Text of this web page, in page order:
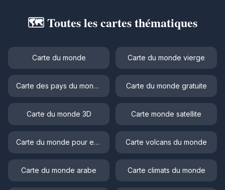
🗺️ Toutes les cartes thématiques
Carte du monde Carte du monde vierge
Carte des pays du monde Carte du monde gratuite
Carte du monde 3D Carte monde satellite
Carte du monde pour enfant Carte volcans du monde
Carte du monde arabe Carte climats du monde